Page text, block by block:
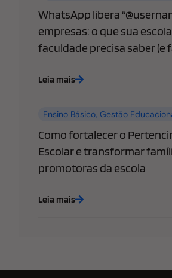
WhatsApp libera
empresas: o que sua
faculdade precisa saber (e
Leia mais
Ensino Básico,Gestão
Como fortalecer o
Escolar e transformar
promotoras da escola
Leia mais